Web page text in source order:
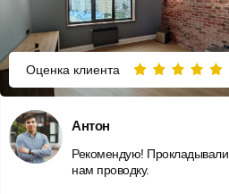
Оценка клиента
Рекомендую! Прокладывали
нам проводку.
Антон